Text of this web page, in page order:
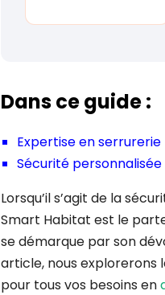
Dans ce guide :
Expertise en serrurerie
Sécurité personnalisée
Lorsqu’il s’agit de la
Smart Habitat est le
se démarque par son
article, nous
pour tous vos besoins en